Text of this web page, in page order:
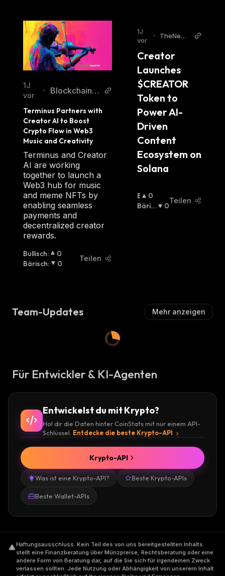
1J
vor
•
BlockchainR
Terminus Partners with
Creator AI to Boost
Crypto Flow in Web3
Music and Creativity
Terminus and Creator
AI are working
together to launch a
Web3 hub for music
and meme NFTs by
enabling seamless
payments and
decentralized creator
rewards.
Bullisch:
0
Bärisch: 0
Teilen
1J
vor
•
TheNews
Creator
Launches
$CREATOR
Token to
Power AI-
Driven
Content
Ecosystem on
Solana
B
U
0
Bäris
0
Teilen
Team-Updates Mehr anzeigen
Für Entwickler & KI-Agenten
Entwickelst du mit Krypto?
Hol dir die Daten hinter CoinStats mit nur einem API-
Schlüssel. Entdecke die beste Krypto-API
Was ist eine Krypto-API? Beste Krypto-APIs
Beste Wallet-APIs
Krypto-API
Haftungsausschluss. Kein Teil des von uns bereitgestellten Inhalts
stellt eine Finanzberatung über Münzpreise, Rechtsberatung oder eine
andere Form von Beratung dar, auf die Sie sich für irgendeinen Zweck
verlassen sollten. Jede Nutzung oder Abhängigkeit von unserem Inhalt